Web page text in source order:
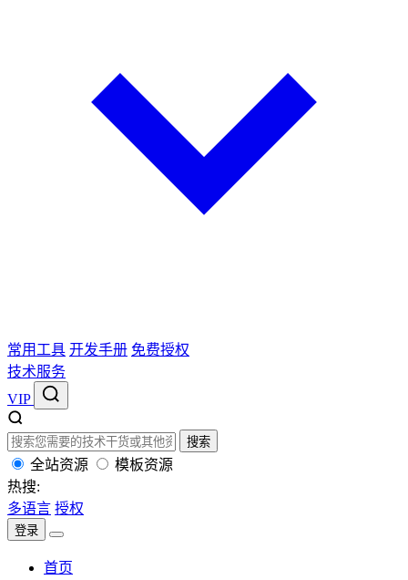
常用工具 开发手册 免费授权
技术服务
VIP
搜索
全站资源
模板资源
热搜:
多语言 授权
登录
首页